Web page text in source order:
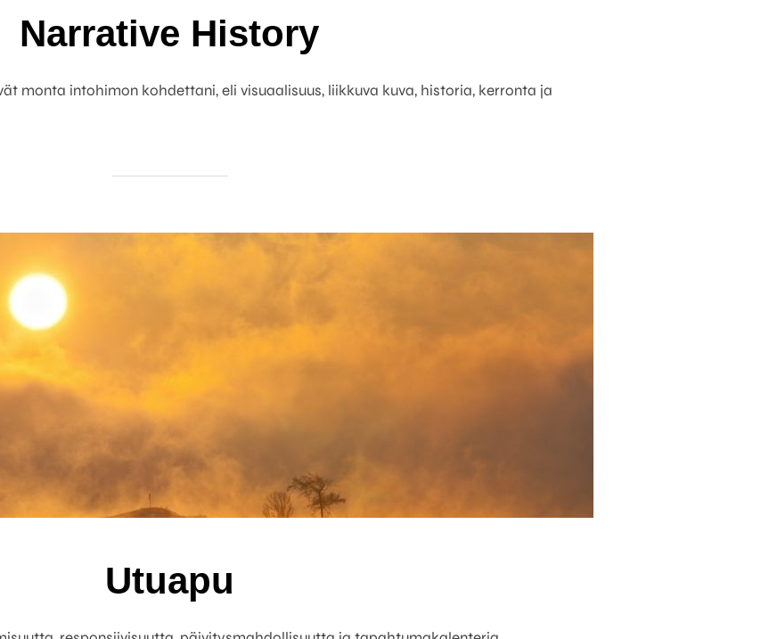
Narrative History
monta intohimon kohdettani, eli visuaalisuus, liikkuva kuva, historia, kerronta ja
Utuapu